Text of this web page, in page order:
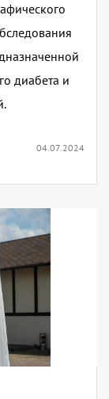
диабета и
04.07.2024